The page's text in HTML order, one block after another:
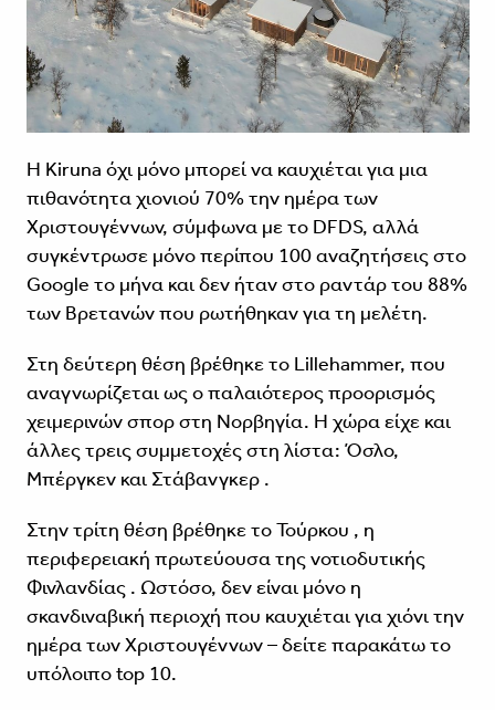
Η Kiruna όχι μόνο μπορεί να καυχιέται για μια
πιθανότητα χιονιού 70% την ημέρα των
Χριστουγέννων, σύμφωνα με το DFDS, αλλά
συγκέντρωσε μόνο περίπου 100 αναζητήσεις στο
Google το μήνα και δεν ήταν στο ραντάρ του 88%
των Βρετανών που ρωτήθηκαν για τη μελέτη.
Στη δεύτερη θέση βρέθηκε το Lillehammer, που
αναγνωρίζεται ως ο παλαιότερος προορισμός
χειμερινών σπορ στη Νορβηγία. Η χώρα είχε και
άλλες τρεις συμμετοχές στη λίστα: Όσλο,
Μπέργκεν και Στάβανγκερ .
Στην τρίτη θέση βρέθηκε το Τούρκου , η
περιφερειακή πρωτεύουσα της νοτιοδυτικής
Φινλανδίας . Ωστόσο, δεν είναι μόνο η
σκανδιναβική περιοχή που καυχιέται για χιόνι την
ημέρα των Χριστουγέννων – δείτε παρακάτω το
υπόλοιπο top 10.